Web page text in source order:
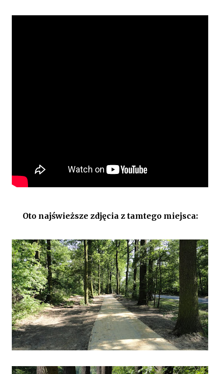
Oto najświeższe zdjęcia z tamtego miejsca: